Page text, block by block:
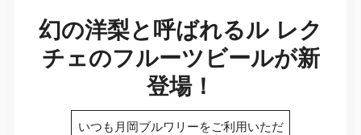
幻の洋梨と呼ばれるル レク
チェのフルーツビールが新
登場！
いつも月岡ブルワリーをご利用いただ